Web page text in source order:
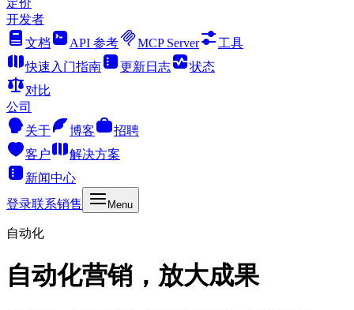
定价
开发者
文档
API 参考 MCP Server
工具
快速入门指南
更新日志
状态
对比
公司
关于
博客
招聘
客户
解决方案
新闻中心
登录联系销售 Menu
自动化
自动化营销，放大成果